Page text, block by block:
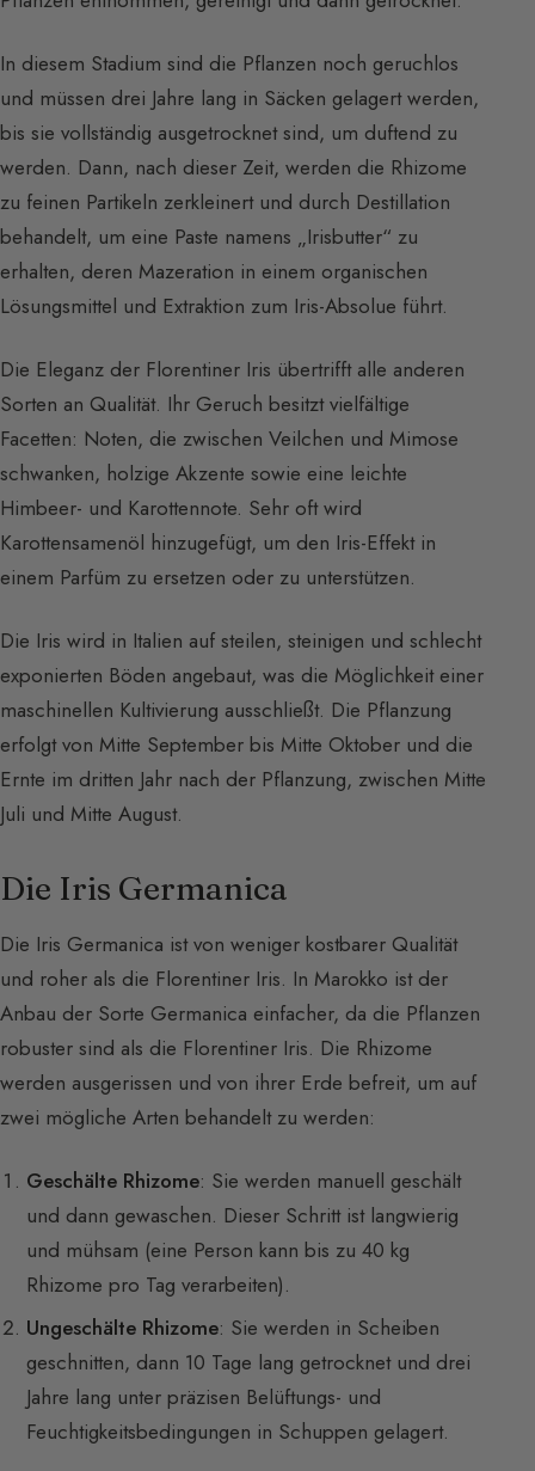
In diesem Stadium sind die Pflanzen noch geruchlos
und müssen drei Jahre lang in Säcken gelagert werden,
bis sie vollständig ausgetrocknet sind, um duftend zu
werden. Dann, nach dieser Zeit, werden die Rhizome
zu feinen Partikeln zerkleinert und durch Destillation
behandelt, um eine Paste namens „Irisbutter“ zu
erhalten, deren Mazeration in einem organischen
Lösungsmittel und Extraktion zum Iris-Absolue führt.
Die Eleganz der Florentiner Iris übertrifft alle anderen
Sorten an Qualität. Ihr Geruch besitzt vielfältige
Facetten: Noten, die zwischen Veilchen und Mimose
schwanken, holzige Akzente sowie eine leichte
Himbeer- und Karottennote. Sehr oft wird
Karottensamenöl hinzugefügt, um den Iris-Effekt in
einem Parfüm zu ersetzen oder zu unterstützen.
Die Iris wird in Italien auf steilen, steinigen und schlecht
exponierten Böden angebaut, was die Möglichkeit einer
maschinellen Kultivierung ausschließt. Die Pflanzung
erfolgt von Mitte September bis Mitte Oktober und die
Ernte im dritten Jahr nach der Pflanzung, zwischen Mitte
Juli und Mitte August.
Die Iris Germanica
Die Iris Germanica ist von weniger kostbarer Qualität
und roher als die Florentiner Iris. In Marokko ist der
Anbau der Sorte Germanica einfacher, da die Pflanzen
robuster sind als die Florentiner Iris. Die Rhizome
werden ausgerissen und von ihrer Erde befreit, um auf
zwei mögliche Arten behandelt zu werden:
Geschälte Rhizome: Sie werden manuell geschält
und dann gewaschen. Dieser Schritt ist langwierig
und mühsam (eine Person kann bis zu 40 kg
Rhizome pro Tag verarbeiten).
Ungeschälte Rhizome: Sie werden in Scheiben
geschnitten, dann 10 Tage lang getrocknet und drei
Jahre lang unter präzisen Belüftungs- und
Feuchtigkeitsbedingungen in Schuppen gelagert.